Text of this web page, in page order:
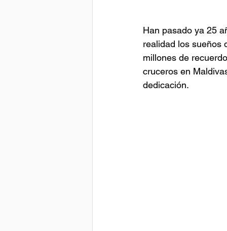
Han pasado ya 25
realidad los sueños
millones de
cruceros en
dedicación.